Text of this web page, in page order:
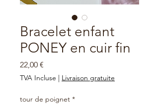
Bracelet enfant
PONEY en cuir fin
22,00 €
TVA Incluse | Livraison gratuite
tour de poignet *